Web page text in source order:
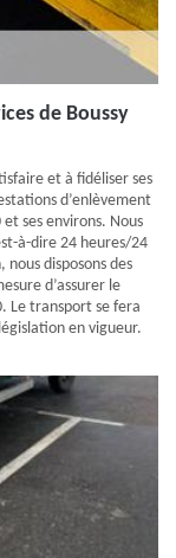
de Boussy
et à fidéliser ses
d’enlèvement
ses environs. Nous
à-dire 24 heures/24
disposons des
d’assurer le
Le transport se fera
en vigueur.